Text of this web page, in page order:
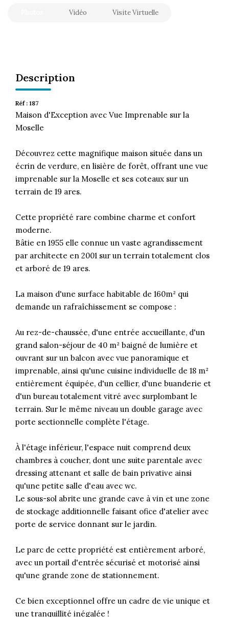
Vidéo Visite Virtuelle
Description
Réf : 187
Maison d'Exception avec Vue Imprenable sur la
Moselle
Découvrez cette magnifique maison située dans un
écrin de verdure, en lisière de forêt, offrant une vue
imprenable sur la Moselle et ses coteaux sur un
terrain de 19 ares.
Cette propriété rare combine charme et confort
moderne.
Bâtie en 1955 elle connue un vaste agrandissement
par architecte en 2001 sur un terrain totalement clos
et arboré de 19 ares.
La maison d'une surface habitable de 160m² qui
demande un rafraîchissement se compose :
Au rez-de-chaussée, d'une entrée accueillante, d'un
grand salon-séjour de 40 m² baigné de lumière et
ouvrant sur un balcon avec vue panoramique et
imprenable, ainsi qu'une cuisine individuelle de 18 m²
entièrement équipée, d'un cellier, d'une buanderie et
d'un bureau totalement vitré avec surplombant le
terrain. Sur le même niveau un double garage avec
porte sectionnelle complète l'étage.
À l'étage inférieur, l'espace nuit comprend deux
chambres à coucher, dont une suite parentale avec
dressing attenant et salle de bain privative ainsi
qu'une petite salle d'eau avec wc.
Le sous-sol abrite une grande cave à vin et une zone
de stockage additionnelle faisant ofice d'atelier avec
porte de service donnant sur le jardin.
Le parc de cette propriété est entièrement arboré,
avec un portail d'entrée sécurisé et motorisé ainsi
qu'une grande zone de stationnement.
Ce bien exceptionnel offre un cadre de vie unique et
une tranquillité inégalée !